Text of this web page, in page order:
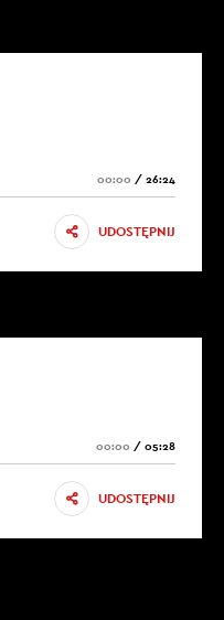
00:00 / 26:24
UDOSTĘPNIJ
00:00 / 05:28
UDOSTĘPNIJ